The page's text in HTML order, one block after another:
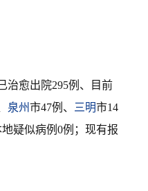
治愈出院295例、目前
泉州市47例、 三明市14
疑似病例0例；现有报